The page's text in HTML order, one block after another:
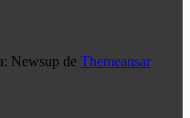
Newsup de Themeansar